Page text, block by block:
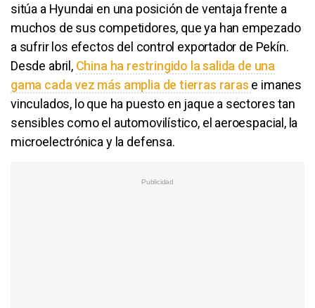
sitúa a Hyundai en una posición de ventaja frente a
muchos de sus competidores, que ya han empezado
a sufrir los efectos del control exportador de Pekín.
Desde abril, China ha restringido la salida de una
gama cada vez más amplia de tierras raras e imanes
vinculados, lo que ha puesto en jaque a sectores tan
sensibles como el automovilístico, el aeroespacial, la
microelectrónica y la defensa.